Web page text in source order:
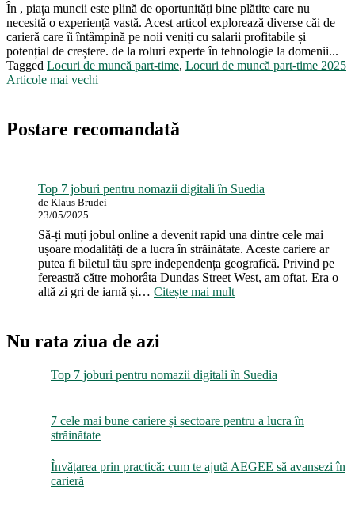
În , piața muncii este plină de oportunități bine plătite care nu
necesită o experiență vastă. Acest articol explorează diverse căi de
carieră care îi întâmpină pe noii veniți cu salarii profitabile și
potențial de creștere. de la roluri experte în tehnologie la domenii...
Tagged Locuri de muncă part-time, Locuri de muncă part-time 2025
Navigare
articole
Articole mai vechi
Postare recomandată
Top 7 joburi pentru nomazii digitali în Suedia
de Klaus Brudei
23/05/2025
Să-ți muți jobul online a devenit rapid una dintre cele mai
ușoare modalități de a lucra în străinătate. Aceste cariere ar
putea fi biletul tău spre independența geografică. Privind pe
fereastră către mohorâta Dundas Street West, am oftat. Era o
altă zi gri de iarnă și… Citește mai mult:
digitali
Nu rata ziua de azi
Top 7 joburi pentru nomazii digitali în Suedia
7 cele mai bune cariere și sectoare pentru a lucra în
străinătate
Învățarea prin practică: cum te ajută AEGEE să avansezi în
carieră